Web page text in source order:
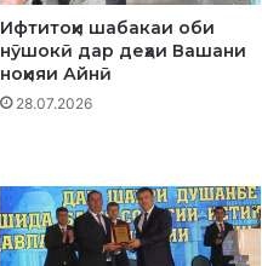
Ифтитоҳи шабакаи оби
нӯшокӣ дар деҳаи Вашани
ноҳияи Айнӣ
28.07.2026